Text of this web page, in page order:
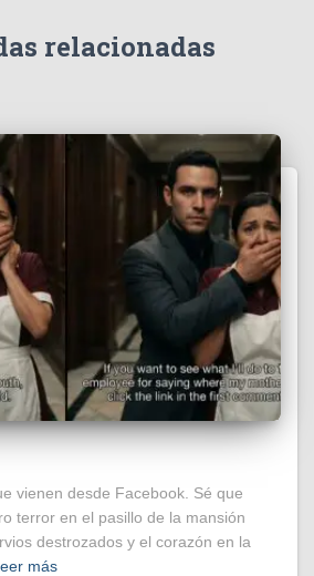
relacionadas
vienen desde Facebook. Sé que
terror en el pasillo de la mansión
destrozados y el corazón en la
más